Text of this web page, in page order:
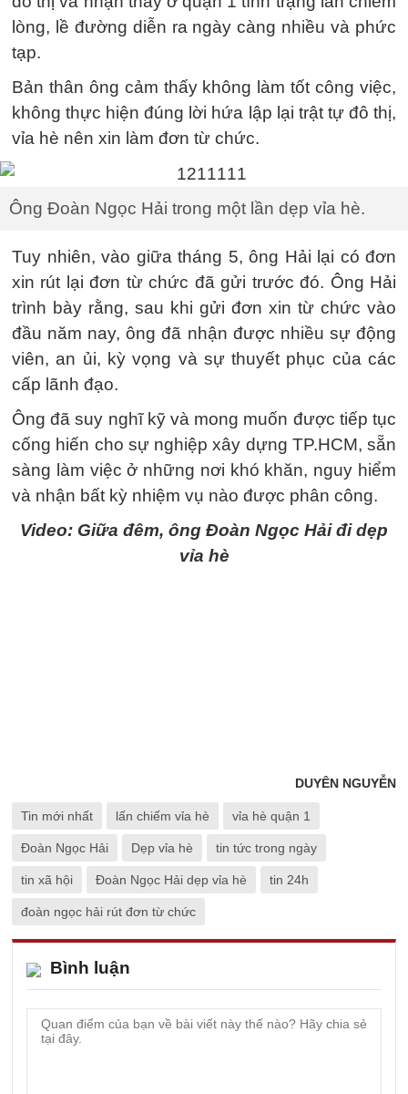
lòng, lề đường diễn ra ngày càng nhiều và phức
tạp.
Bản thân ông cảm thấy không làm tốt công việc,
không thực hiện đúng lời hứa lập lại trật tự đô thị,
vỉa hè nên xin làm đơn từ chức.
Ông Đoàn Ngọc Hải trong một lần dẹp vỉa hè.
Tuy nhiên, vào giữa tháng 5, ông Hải lại có đơn
xin rút lại đơn từ chức đã gửi trước đó. Ông Hải
trình bày rằng, sau khi gửi đơn xin từ chức vào
đầu năm nay, ông đã nhận được nhiều sự động
viên, an ủi, kỳ vọng và sự thuyết phục của các
cấp lãnh đạo.
Ông đã suy nghĩ kỹ và mong muốn được tiếp tục
cống hiến cho sự nghiệp xây dựng TP.HCM, sẵn
sàng làm việc ở những nơi khó khăn, nguy hiểm
và nhận bất kỳ nhiệm vụ nào được phân công.
Video: Giữa đêm, ông Đoàn Ngọc Hải đi dẹp
vỉa hè
DUYÊN NGUYỄN
Tin mới nhất lấn chiếm vỉa hè vỉa hè quận 1
Đoàn Ngọc Hải Dẹp vỉa hè tin tức trong ngày
tin xã hội Đoàn Ngọc Hải dẹp vỉa hè tin 24h
đoàn ngọc hải rút đơn từ chức
Bình luận